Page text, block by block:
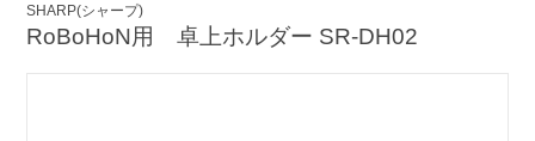
SHARP(シャープ)
RoBoHoN用 卓上ホルダー SR-DH02